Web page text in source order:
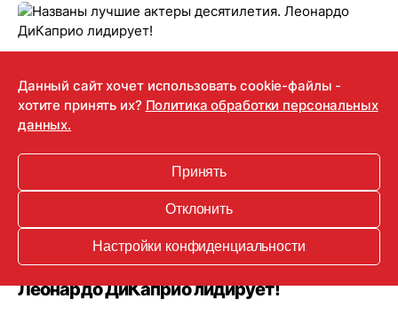
08.12.2020
Названы лучшие актеры десятилетия.
Леонардо ДиКаприо лидирует!
Данный сайт хочет использовать cookie-файлы -
хотите принять их? Политика обработки персональных
данных.
Принять
Отклонить
Настройки конфиденциальности